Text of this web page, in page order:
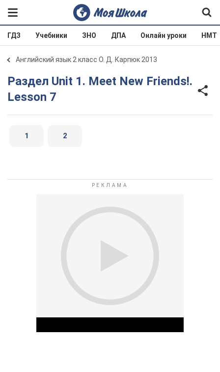
ГДЗ Учебники ЗНО ДПА Онлайн уроки НМТ
Английский язык 2 класс О. Д. Карпюк 2013
Раздел Unit 1. Meet New Friends!.
Lesson 7
1 2